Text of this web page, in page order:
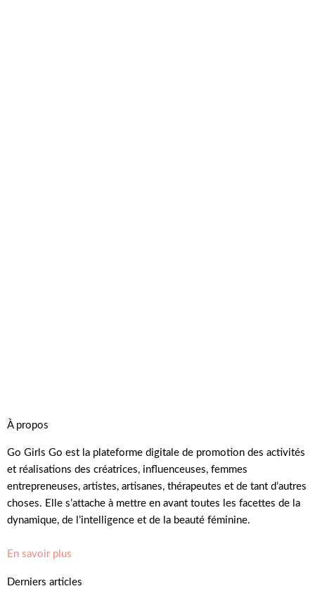
À propos
Go Girls Go est la plateforme digitale de promotion des activités
et réalisations des créatrices, influenceuses, femmes
entrepreneuses, artistes, artisanes, thérapeutes et de tant d’autres
choses. Elle s’attache à mettre en avant toutes les facettes de la
dynamique, de l’intelligence et de la beauté féminine.
En savoir plus
Derniers articles